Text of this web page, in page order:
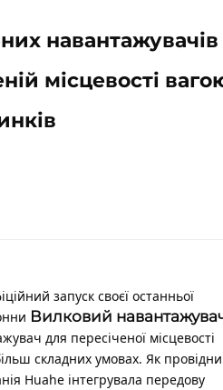
навантажувачів
місцевості
запуск своєї останньої
Вилковий
для пересіченої місцевості
складних умовах. Як
Huahe інтегрувала передову